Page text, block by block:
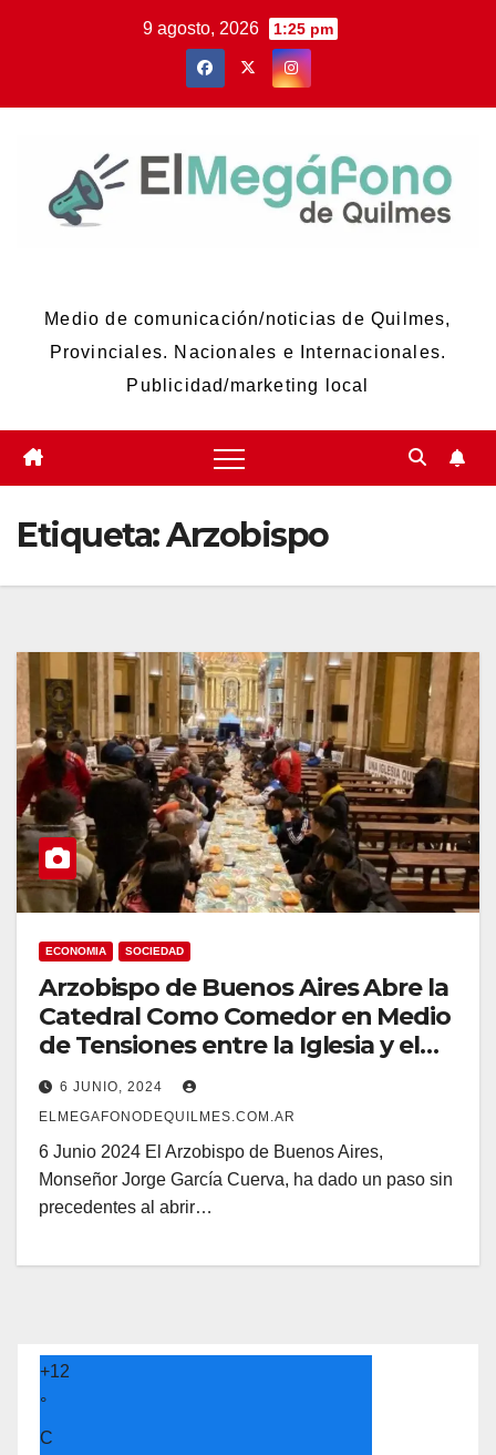
9 agosto, 2026 1:25 pm
Medio de comunicación/noticias de Quilmes,
Provinciales. Nacionales e Internacionales.
Publicidad/marketing local
Etiqueta:Arzobispo
ECONOMIA SOCIEDAD
Arzobispo de Buenos Aires Abre la
Catedral Como Comedor en Medio
de Tensiones entre la Iglesia y el
Gobierno
6 JUNIO, 2024
ELMEGAFONODEQUILMES.COM.AR
6 Junio 2024 El Arzobispo de Buenos Aires,
Monseñor Jorge García Cuerva, ha dado un paso sin
precedentes al abrir…
+12
°
C